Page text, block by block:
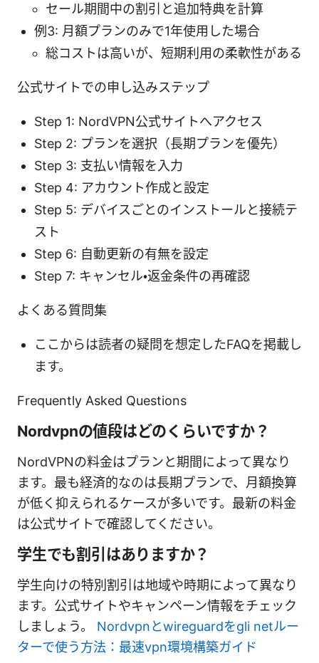
セール期間中の割引と追加特典を計算
例3: 月額プランのみで1年使用した場合
総コストは高いが、短期利用の柔軟性がある
公式サイトでの申し込みステップ
Step 1: NordVPN公式サイトへアクセス
Step 2: プランを選択（長期プランを優先）
Step 3: 支払い情報を入力
Step 4: アカウント作成と設定
Step 5: デバイスごとのインストールと接続テ
スト
Step 6: 自動更新の有無を設定
Step 7: キャンセル・返金条件の再確認
よくある質問集
ここからは読者の疑問を想定したFAQを掲載し
ます。
Frequently Asked Questions
Nordvpnの値段はどのくらいですか？
NordVPNの料金はプランと期間によって異なり
ます。最も経済的なのは長期プランで、月額換算
が低く抑えられるケースが多いです。最新の料金
は公式サイトで確認してください。
学生でも割引はありますか？
学生向けの特別割引は地域や時期によって異なり
ます。公式サイトやキャンペーン情報をチェック
しましょう。 Nordvpnとwireguardをgli netルー
ターで使う方法：最速vpn環境構築ガイド